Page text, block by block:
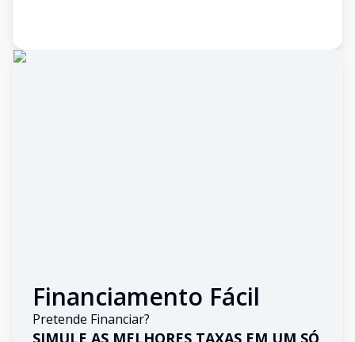
Financiamento Fácil
Pretende Financiar?
SIMULE AS MELHORES TAXAS EM UM SÓ